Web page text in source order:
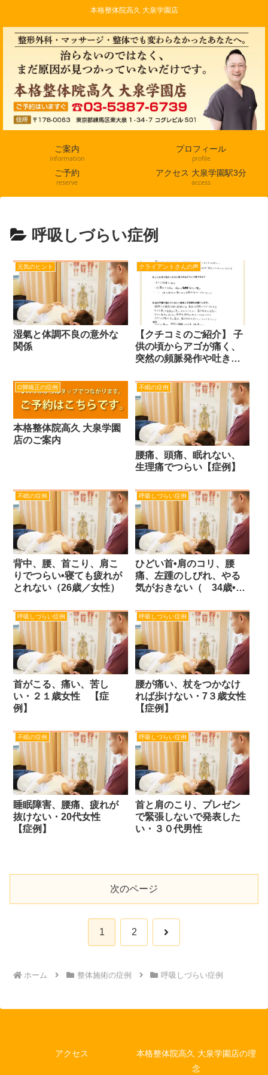
本格整体院高久 大泉学園店
ご案内
information
プロフィール
profile
ご予約
reserve
アクセス 大泉学園駅3分
access
呼吸しづらい症例
元気のヒント
湿氣と体調不良の意外な
関係
クライアントさんの声
【クチコミのご紹介】 子
供の頃からアゴが痛く、
突然の頻脈発作や吐き気
なれない、などで悩んで
いたが病院では原因不明
を診断された。（33歳・
女性）
O脚矯正の症例
本格整体院高久 大泉学園
店のご案内
不眠の症例
腰痛、頭痛、眠れない、
生理痛でつらい【症例】
不眠の症例
背中、腰、首こり、肩こ
りでつらい•寝ても疲れが
とれない（26歳／女性）
呼吸しづらい症例
ひどい首•肩のコリ、腰
痛、左踵のしびれ、やる
気がおきない（ 34歳•女
呼吸しづらい症例
首がこる、痛い、苦し
い・２１歳女性 【症
例】
呼吸しづらい症例
腰が痛い、杖をつかなけ
れば歩けない・7３歳女性
【症例】
不眠の症例
睡眠障害、腰痛、疲れが
抜けない・20代女性
【症例】
呼吸しづらい症例
首と肩のこり、プレゼン
で緊張しないで発表した
い・３０代男性
次のページ
1 2 次
ホーム 整体施術の症例 呼吸しづらい症例
アクセス
本格整体院高久 大泉学園店の理
念